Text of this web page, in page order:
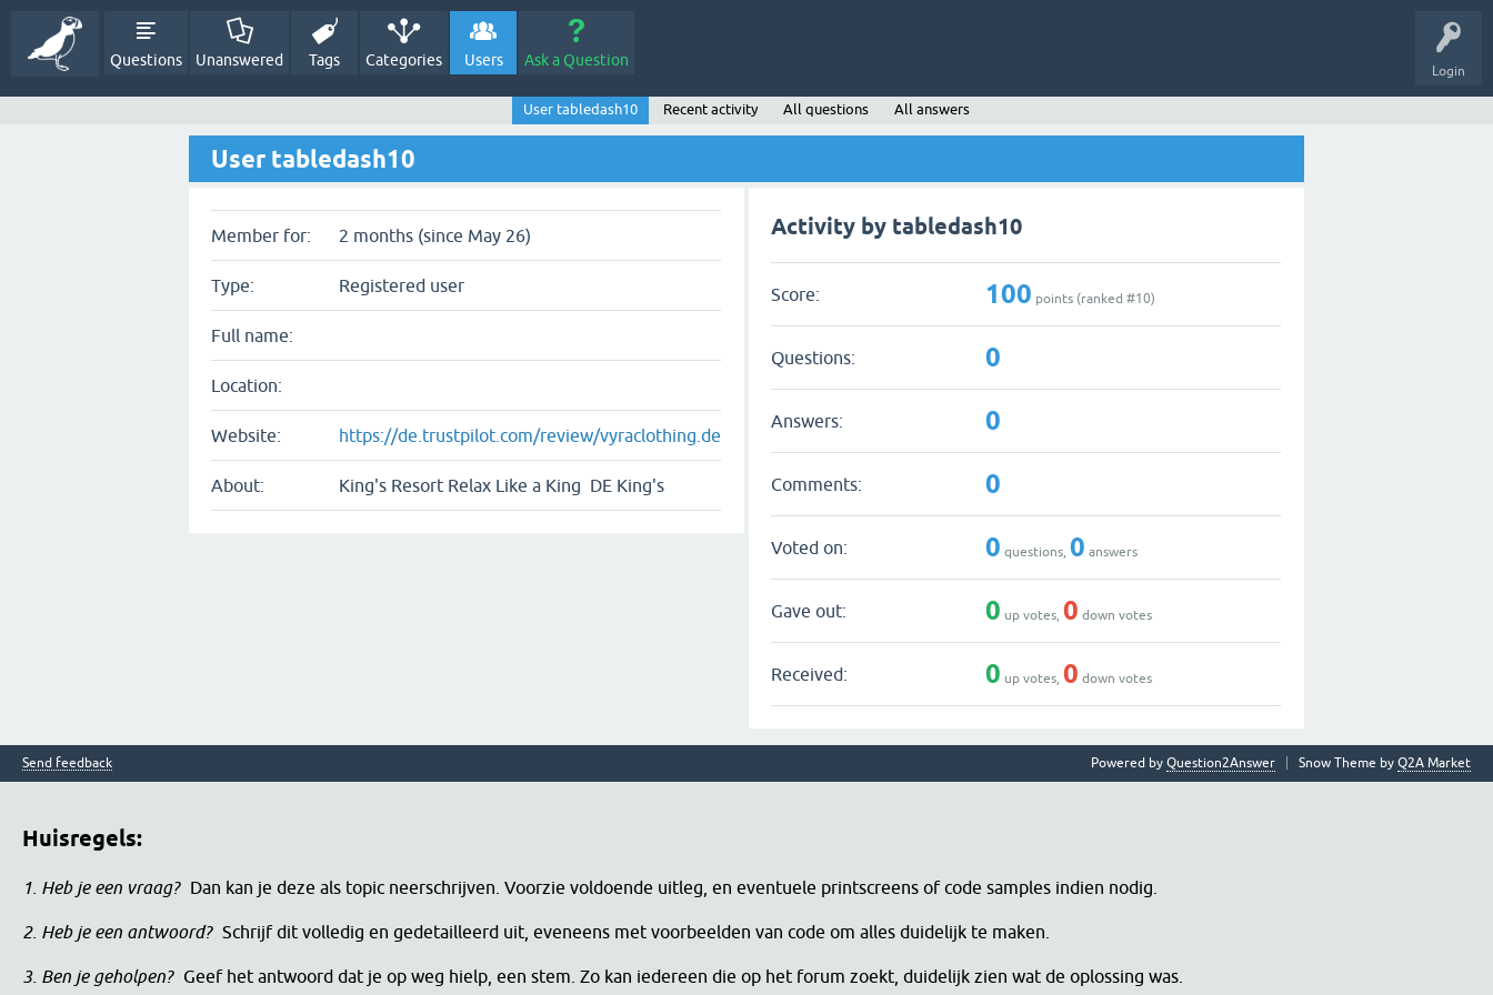
Login
Questions Unanswered Tags Categories Users Ask a Question
User tabledash10 Recent activity All questions All answers
User tabledash10
Member for: 2 months (since May 26)
Type: Registered user
Full name:
Location:
Website: https://de.trustpilot.com/review/vyraclothing.de
About: King's Resort Relax Like a King DE King's
Activity by tabledash10
Score: 100 points (ranked #10)
Questions: 0
Answers: 0
Comments: 0
Voted on: 0 questions,0 answers
Gave out: 0 up votes,0 down votes
Received: 0 up votes,0 down votes
Send feedback Snow Theme by Q2A Market
Powered by Question2Answer
Huisregels:
1. Heb je een vraag? Dan kan je deze als topic neerschrijven. Voorzie voldoende uitleg, en eventuele printscreens of code samples indien nodig.
2. Heb je een antwoord? Schrijf dit volledig en gedetailleerd uit, eveneens met voorbeelden van code om alles duidelijk te maken.
3. Ben je geholpen? Geef het antwoord dat je op weg hielp, een stem. Zo kan iedereen die op het forum zoekt, duidelijk zien wat de oplossing was.